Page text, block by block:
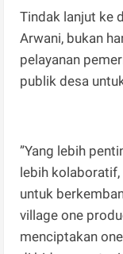
Tindak lanjut ke
Arwani, bukan
pelayanan
publik desa
”Yang lebih
lebih
untuk
village one
menciptakan